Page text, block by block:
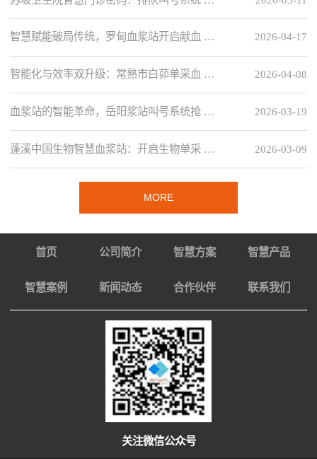
2026-04-17
智慧赋能破局传统，罗甸血浆站开启献血 …
2026-04-08
智能化与效率双升级：常熟市白茆单采血 …
2026-03-19
血浆站的智能革命，岳阳浆站叫号系统抢 …
2026-03-09
蓬溪中国生物智慧血浆站：开启生物单采 …
MORE
首页 公司简介 智慧方案 智慧产品
智慧案例 新闻动态 合作伙伴 联系我们
关注微信公众号